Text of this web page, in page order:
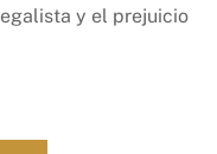
y el prejuicio